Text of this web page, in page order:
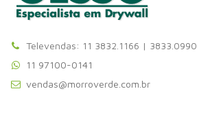
Televendas: 11 3832.1166 | 3833.0990
11 97100-0141
vendas@morroverde.com.br